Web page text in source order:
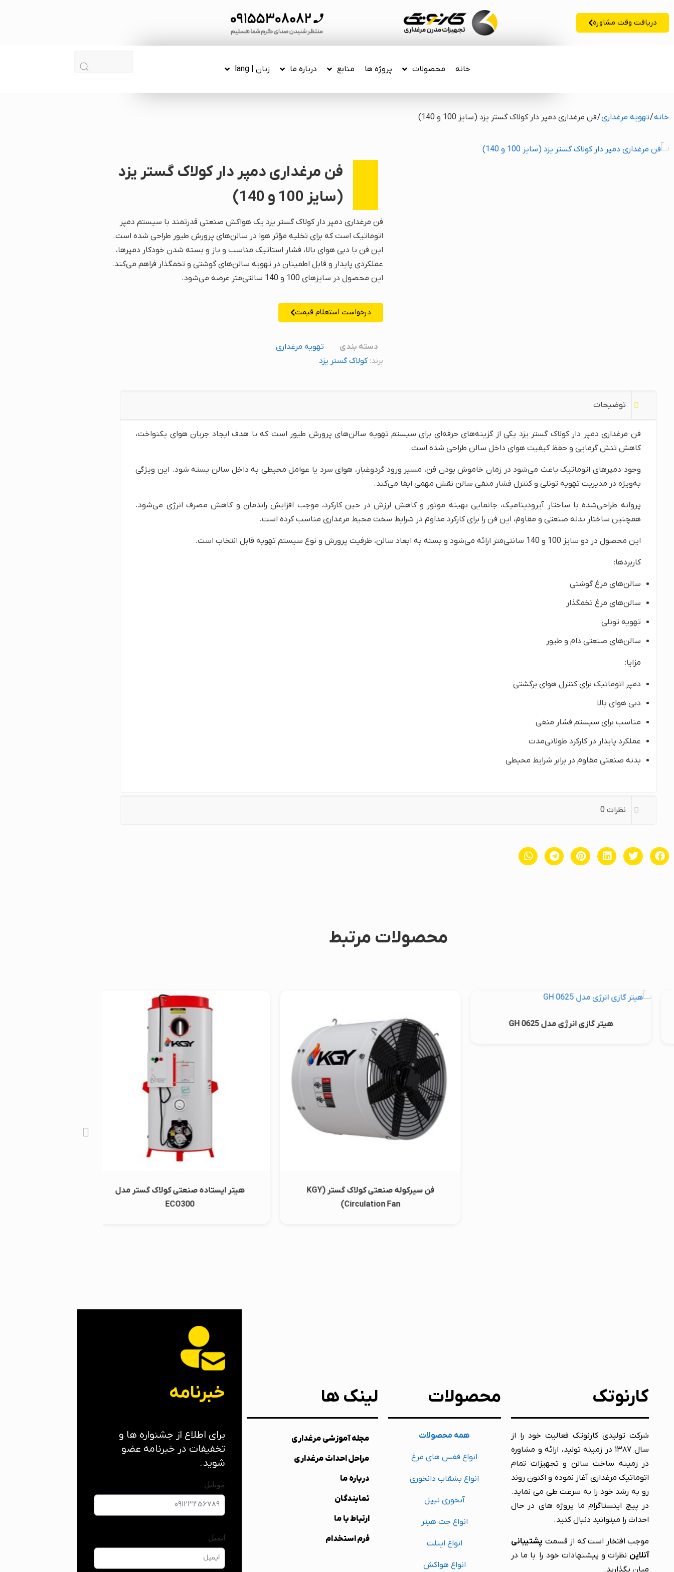
دریافت وقت مشاوره
خانه محصولات پروژه ها منابع درباره ما زبان | lang
خانه/تهویه مرغداری/ فن مرغداری دمپر دار کولاک گستر یزد (سایز 100 و 140)
فن مرغداری دمپر دار کولاک گستر یزد
(سایز 100 و 140)
فن مرغداری دمپر دار کولاک گستر یزد یک هواکش صنعتی قدرتمند با سیستم دمپر
اتوماتیک است که برای تخلیه مؤثر هوا در سالن‌های پرورش طیور طراحی شده است.
این فن با دبی هوای بالا، فشار استاتیک مناسب و باز و بسته شدن خودکار دمپرها،
عملکردی پایدار و قابل اطمینان در تهویه سالن‌های گوشتی و تخمگذار فراهم می‌کند.
این محصول در سایزهای 100 و 140 سانتی‌متر عرضه می‌شود.
درخواست استعلام قیمت
دسته بندی
تهویه مرغداری
برند:کولاک گستر یزد
توضیحات
فن مرغداری دمپر دار کولاک گستر یزد یکی از گزینه‌های حرفه‌ای برای سیستم تهویه سالن‌های پرورش طیور است که با هدف ایجاد جریان هوای یکنواخت،
کاهش تنش گرمایی و حفظ کیفیت هوای داخل سالن طراحی شده است.
وجود دمپرهای اتوماتیک باعث می‌شود در زمان خاموش بودن فن، مسیر ورود گردوغبار، هوای سرد یا عوامل محیطی به داخل سالن بسته شود. این ویژگی
به‌ویژه در مدیریت تهویه تونلی و کنترل فشار منفی سالن نقش مهمی ایفا می‌کند.
پروانه طراحی‌شده با ساختار آیرودینامیک، جانمایی بهینه موتور و کاهش لرزش در حین کارکرد، موجب افزایش راندمان و کاهش مصرف انرژی می‌شود.
همچنین ساختار بدنه صنعتی و مقاوم، این فن را برای کارکرد مداوم در شرایط سخت محیط مرغداری مناسب کرده است.
این محصول در دو سایز 100 و 140 سانتی‌متر ارائه می‌شود و بسته به ابعاد سالن، ظرفیت پرورش و نوع سیستم تهویه قابل انتخاب است.
کاربردها:
سالن‌های مرغ گوشتی
سالن‌های مرغ تخمگذار
تهویه تونلی
سالن‌های صنعتی دام و طیور
مزایا:
دمپر اتوماتیک برای کنترل هوای برگشتی
دبی هوای بالا
مناسب برای سیستم فشار منفی
عملکرد پایدار در کارکرد طولانی‌مدت
بدنه صنعتی مقاوم در برابر شرایط محیطی
نظرات 0
محصولات مرتبط
هیتر گازی انرژی مدل GH 0625
فن سیرکوله صنعتی کولاک گستر (KGY
Circulation Fan)
هیتر ایستاده صنعتی کولاک گستر مدل
ECO300
کارنوتک
شرکت تولیدی کارنوتک فعالیت خود را از
سال ۱۳۸۷ در زمینه تولید، ارائه و مشاوره
در زمینه ساخت سالن و تجهیزات تمام
اتوماتیک مرغداری آغاز نموده و اکنون روند
رو به رشد خود را به سرعت طی می نماید.
در پیج اینستاگرام ما پروژه های در حال
احداث را میتوانید دنبال کنید.
موجب افتخار است که از قسمت پشتیبانی
آنلاین نظرات و پیشنهادات خود را با ما در
میان بگذارید.
محصولات
همه محصولات
انواع قفس های مرغ
انواع بشقاب دانخوری
آبخوری نیپل
انواع جت هیتر
انواع اینلت
انواع هواکش
لینک ها
مجله آموزشی مرغداری
مراحل احداث مرغداری
درباره ما
نمایندگان
ارتباط با ما
فرم استخدام
خبرنامه
برای اطلاع از جشنواره ها و
تخفیفات در خبرنامه عضو
شوید.
موبایل
ایمیل